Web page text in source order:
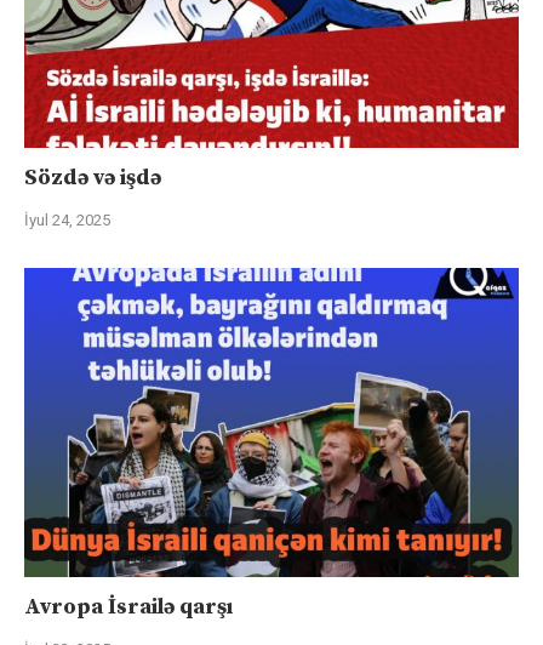
Sözdə və işdə
İyul 24, 2025
Avropa İsrailə qarşı